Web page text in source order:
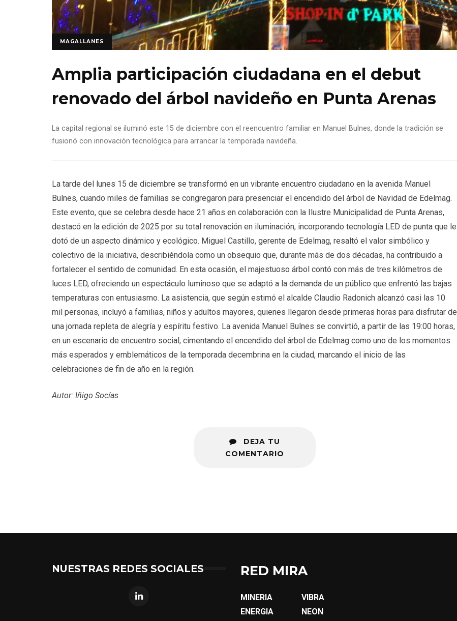
MAGALLANES
Amplia participación ciudadana en el debut
renovado del árbol navideño en Punta Arenas
La capital regional se iluminó este 15 de diciembre con el reencuentro familiar en Manuel Bulnes, donde la tradición se
fusionó con innovación tecnológica para arrancar la temporada navideña.
La tarde del lunes 15 de diciembre se transformó en un vibrante encuentro ciudadano en la avenida Manuel
Bulnes, cuando miles de familias se congregaron para presenciar el encendido del árbol de Navidad de Edelmag.
Este evento, que se celebra desde hace 21 años en colaboración con la Ilustre Municipalidad de Punta Arenas,
destacó en la edición de 2025 por su total renovación en iluminación, incorporando tecnología LED de punta que le
dotó de un aspecto dinámico y ecológico. Miguel Castillo, gerente de Edelmag, resaltó el valor simbólico y
colectivo de la iniciativa, describiéndola como un obsequio que, durante más de dos décadas, ha contribuido a
fortalecer el sentido de comunidad. En esta ocasión, el majestuoso árbol contó con más de tres kilómetros de
luces LED, ofreciendo un espectáculo luminoso que se adaptó a la demanda de un público que enfrentó las bajas
temperaturas con entusiasmo. La asistencia, que según estimó el alcalde Claudio Radonich alcanzó casi las 10
mil personas, incluyó a familias, niños y adultos mayores, quienes llegaron desde primeras horas para disfrutar de
una jornada repleta de alegría y espíritu festivo. La avenida Manuel Bulnes se convirtió, a partir de las 19:00 horas,
en un escenario de encuentro social, cimentando el encendido del árbol de Edelmag como uno de los momentos
más esperados y emblemáticos de la temporada decembrina en la ciudad, marcando el inicio de las
celebraciones de fin de año en la región.
Autor: Iñigo Socías
DEJA TU
COMENTARIO
NUESTRAS REDES SOCIALES RED MIRA
MINERIA
ENERGIA
VIBRA
NEON